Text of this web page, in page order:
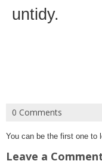
untidy.
0 Comments
You can be the first one to
Leave a